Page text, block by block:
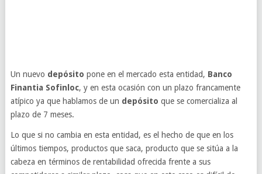
Un nuevo depósito pone en el mercado esta entidad, Banco
Finantia Sofinloc, y en esta ocasión con un plazo francamente
atípico ya que hablamos de un depósito que se comercializa al
plazo de 7 meses.
Lo que si no cambia en esta entidad, es el hecho de que en los
últimos tiempos, productos que saca, producto que se sitúa a la
cabeza en términos de rentabilidad ofrecida frente a sus